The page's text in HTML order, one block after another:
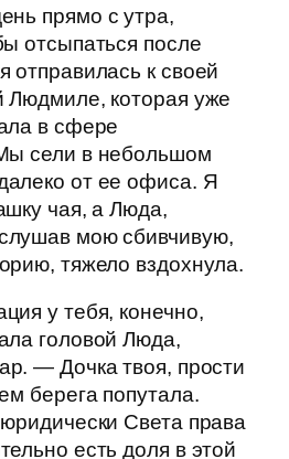
прямо с утра,
отсыпаться после
отправилась к своей
Людмиле, которая уже
в сфере
сели в небольшом
от ее офиса. Я
чая, а Люда,
мою сбивчивую,
тяжело вздохнула.
у тебя, конечно,
головой Люда,
— Дочка твоя, прости
берега попутала.
Света права
есть доля в этой